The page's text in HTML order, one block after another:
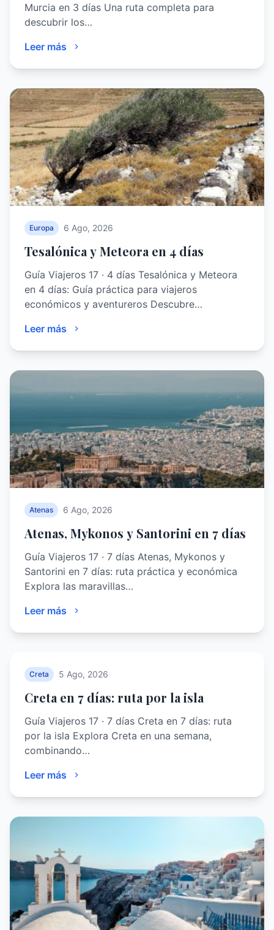
Murcia en 3 días Una ruta completa para
descubrir los…
Leer más
Europa 6 Ago, 2026
Tesalónica y Meteora en 4 días
Guía Viajeros 17 · 4 días Tesalónica y Meteora
en 4 días: Guía práctica para viajeros
económicos y aventureros Descubre…
Leer más
Atenas 6 Ago, 2026
Atenas, Mykonos y Santorini en 7 días
Guía Viajeros 17 · 7 días Atenas, Mykonos y
Santorini en 7 días: ruta práctica y económica
Explora las maravillas…
Leer más
Creta 5 Ago, 2026
Creta en 7 días: ruta por la isla
Guía Viajeros 17 · 7 días Creta en 7 días: ruta
por la isla Explora Creta en una semana,
combinando…
Leer más